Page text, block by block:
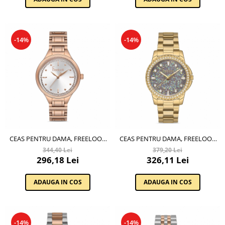
-14%
CEAS PENTRU DAMA, FREELOOK
EIFFEL, FL.1.10225.5
344,40 Lei
296,18 Lei
ADAUGA IN COS
-14%
CEAS PENTRU DAMA, FREELOOK
BELLE, FL.1.10226.3
379,20 Lei
326,11 Lei
ADAUGA IN COS
-14% -14%